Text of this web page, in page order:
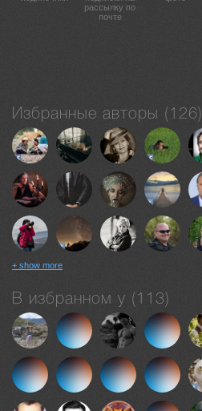
рассылку по
почте
Избранные авторы (126)
+ show more
В избранном у (113)